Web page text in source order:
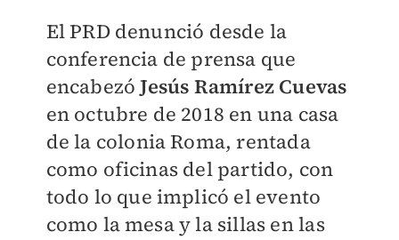
El PRD denunció desde la
conferencia de prensa que
encabezóJesús Ramírez Cuevas
en octubre de 2018 en una casa
de la colonia Roma, rentada
como oficinas del partido, con
todo lo que implicó el evento
como la mesa y la sillas en las